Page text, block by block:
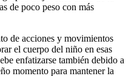
de poco peso con más
de acciones y movimientos
el cuerpo del niño en esas
enfatizarse también debido a
momento para mantener la